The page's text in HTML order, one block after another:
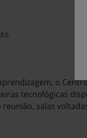
o
tecnológicas
reunião, salas